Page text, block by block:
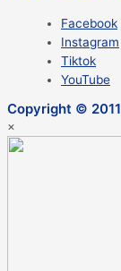
Facebook
Instagram
Tiktok
YouTube
Copyright ©
×